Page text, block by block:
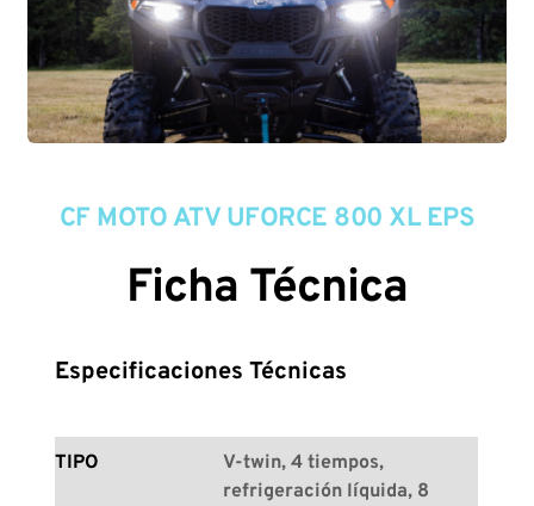
CF MOTO ATV UFORCE 800 XL EPS
Ficha Técnica
Especificaciones Técnicas
TIPO
V-twin, 4 tiempos,
refrigeración líquida, 8